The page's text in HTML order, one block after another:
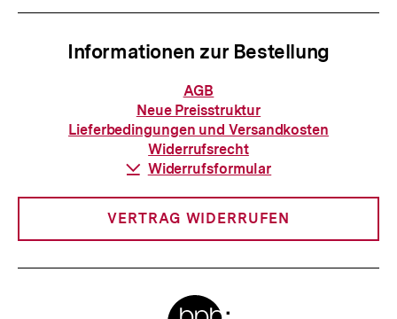
Informationen zur Bestellung
Informationen
zur
Bestellung
AGB
Neue Preisstruktur
Lieferbedingungen und Versandkosten
Widerrufsrecht
Download-
Widerrufsformular
VERTRAG WIDERRUFEN